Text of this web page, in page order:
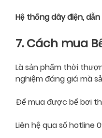
Hệ thống dây điện,
7. Cách mua
Là sản phẩm thời
nghiệm đáng giá mà
Để mua được bể bơi
Liên hệ qua số hotline